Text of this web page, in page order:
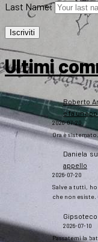
Last Name:
Ultimi
Roberto
e fa un
2026-07-20
Ora è
Daniela
appello
2026-07-20
Salve a tutti,
che non esiste.
Gipsoteco
2026-07-10
Passatemi la